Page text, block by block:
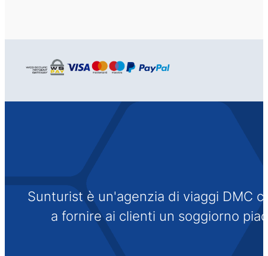
Sunturist è un'agenzia di viaggi DMC
a fornire ai clienti un soggiorno